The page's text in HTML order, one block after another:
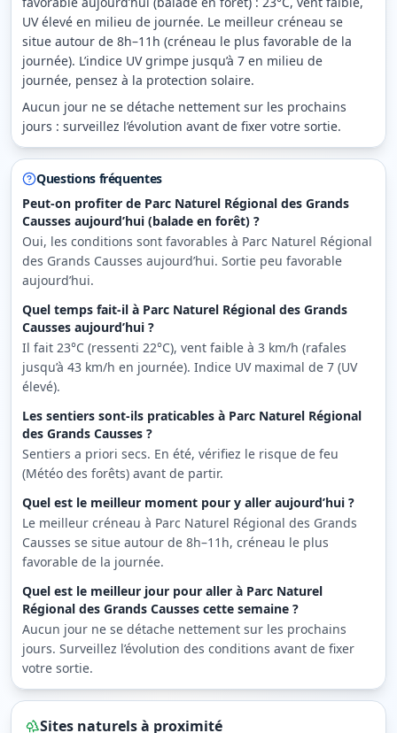
UV élevé en milieu de journée. Le meilleur créneau se
situe autour de 8h–11h (créneau le plus favorable de la
journée). L’indice UV grimpe jusqu’à 7 en milieu de
journée, pensez à la protection solaire.
Aucun jour ne se détache nettement sur les prochains
jours : surveillez l’évolution avant de fixer votre sortie.
Questions fréquentes
Peut-on profiter de Parc Naturel Régional des Grands
Causses aujourd’hui (balade en forêt) ?
Oui, les conditions sont favorables à Parc Naturel Régional
des Grands Causses aujourd’hui. Sortie peu favorable
aujourd’hui.
Quel temps fait-il à Parc Naturel Régional des Grands
Causses aujourd’hui ?
Il fait 23°C (ressenti 22°C), vent faible à 3 km/h (rafales
jusqu’à 43 km/h en journée). Indice UV maximal de 7 (UV
élevé).
Les sentiers sont-ils praticables à Parc Naturel Régional
des Grands Causses ?
Sentiers a priori secs. En été, vérifiez le risque de feu
(Météo des forêts) avant de partir.
Quel est le meilleur moment pour y aller aujourd’hui ?
Le meilleur créneau à Parc Naturel Régional des Grands
Causses se situe autour de 8h–11h, créneau le plus
favorable de la journée.
Quel est le meilleur jour pour aller à Parc Naturel
Régional des Grands Causses cette semaine ?
Aucun jour ne se détache nettement sur les prochains
jours. Surveillez l’évolution des conditions avant de fixer
votre sortie.
Sites naturels à proximité